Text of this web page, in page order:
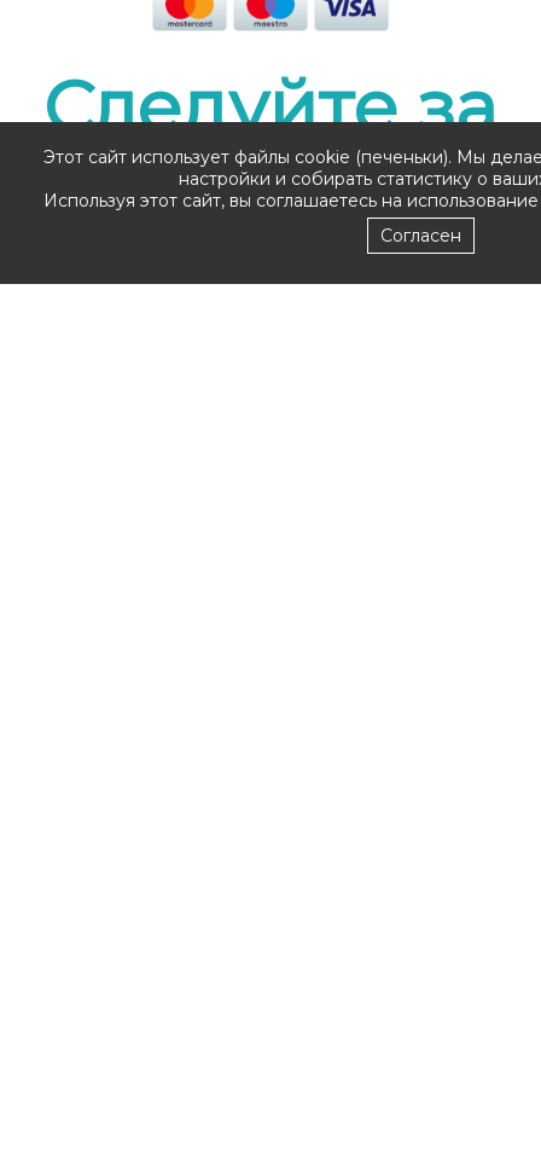
Следуйте за
нами
Этот сайт использует файлы cookie (печеньки). Мы
настройки и собирать статистику о
Используя этот сайт, вы соглашаетесь на
Согласен